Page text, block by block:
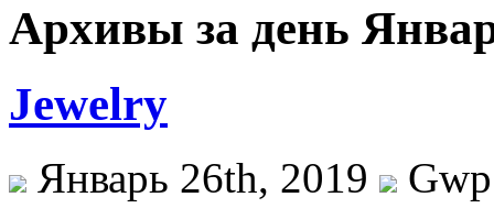
Архивы за день
Jewelry
Январь 26th, 2019
Gwp